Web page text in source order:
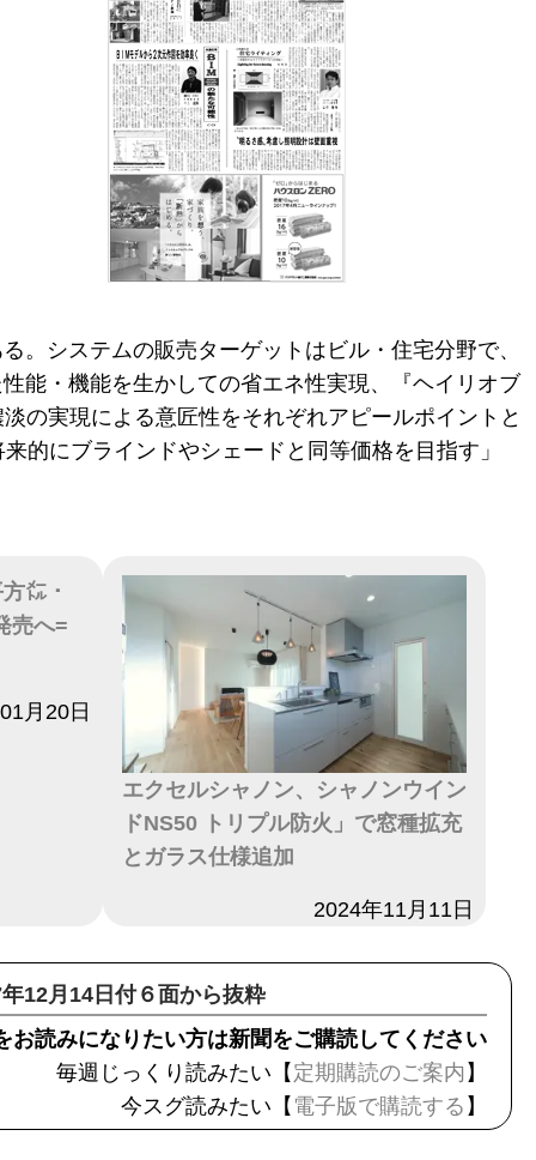
システムの販売ターゲットはビル・住宅分野で、
能・機能を生かしての省エネ性実現、『ヘイリオブ
の実現による意匠性をそれぞれアピールポイントと
的にブラインドやシェードと同等価格を目指す」
㍍・
売へ=
月20日
エクセルシャノン、シャノンウイン
ドNS50 トリプル防火」で窓種拡充
とガラス仕様追加
2024年11月11日
12月14日付６面から抜粋
お読みになりたい方は新聞をご購読してください
毎週じっくり読みたい【 定期購読のご案内 】
今スグ読みたい【 電子版で購読する 】